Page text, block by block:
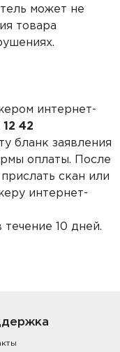
может не
товара
интернет-
42
бланк заявления
оплаты. После
скан или
интернет-
10 дней.